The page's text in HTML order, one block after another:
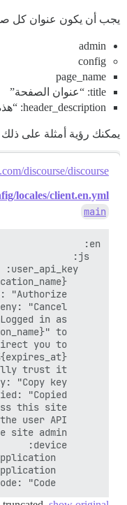
يجب أن يكون عنوان كل
admin
config
page_name
title: “عنوان الصفحة”
header_description: “هذه الصفحة مخصصة لـ xyz”
يمكنك رؤية أمثلة على ذلك
discourse/discourse
locales/client.en.yml
main